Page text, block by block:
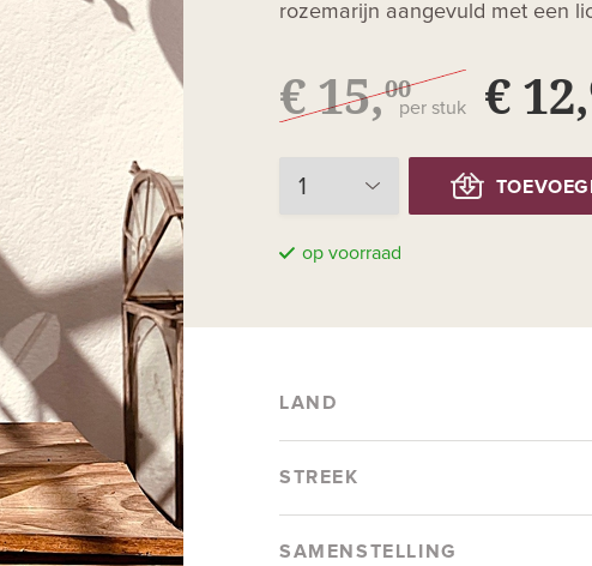
rozemarijn aangevuld met een
€ 15,00
per stuk € 12,
op voorraad
LAND
STREEK
SAMENSTELLING